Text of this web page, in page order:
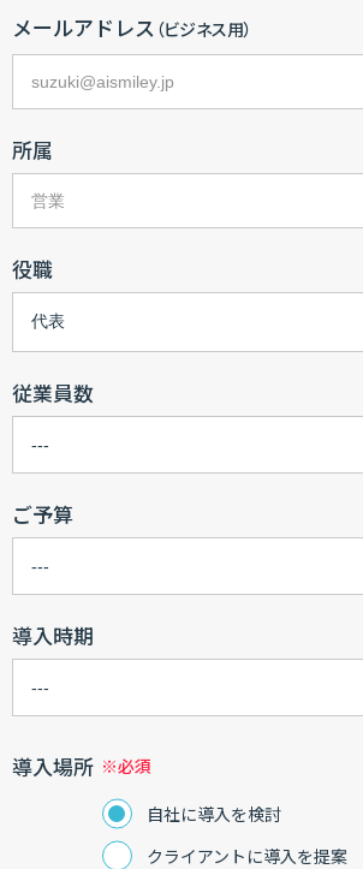
メールアドレス （ビジネス用）
所属
役職
従業員数
ご予算
導入時期
導入場所
自社に導入を検討
クライアントに導入を提案